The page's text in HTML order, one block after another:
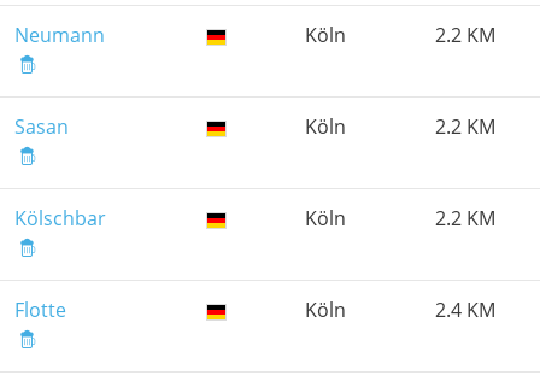
Neumann Köln 2.2 KM
Sasan Köln 2.2 KM
Kölschbar Köln 2.2 KM
Flotte Köln 2.4 KM